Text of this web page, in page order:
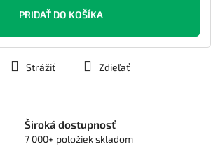
PRIDAŤ DO KOŠÍKA
Strážiť Zdieľať
Široká dostupnosť
7 000+ položiek skladom